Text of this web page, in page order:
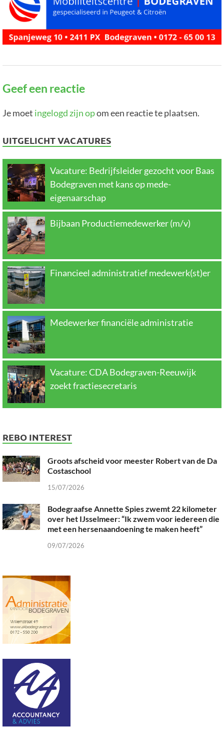
Geef een reactie
Je moet ingelogd zijn opom een reactie te plaatsen.
UITGELICHT VACATURES
Vacature: Bedrijfsleider gezocht voor Baas
Bodegraven met kans op mede-
eigenaarschap
Bijbaan Productiemedewerker (m/v)
Financieel administratief medewerk(st)er
Medewerker financiële administratie
Vacature: CDA Bodegraven-Reeuwijk
zoekt fractiesecretaris
REBO INTEREST
Groots afscheid voor meester Robert van de Da
Costaschool
15/07/2026
Bodegraafse Annette Spies zwemt 22 kilometer
over het IJsselmeer: “Ik zwem voor iedereen die
met een hersenaandoening te maken heeft”
09/07/2026